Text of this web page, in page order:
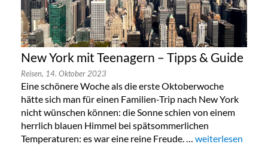
New York mit Teenagern – Tipps & Guide
Reisen, 14. Oktober 2023
Eine schönere Woche als die erste Oktoberwoche
hätte sich man für einen Familien-Trip nach New York
nicht wünschen können: die Sonne schien von einem
herrlich blauen Himmel bei spätsommerlichen
Temperaturen: es war eine reine Freude. … „New York mit
weiterlesen